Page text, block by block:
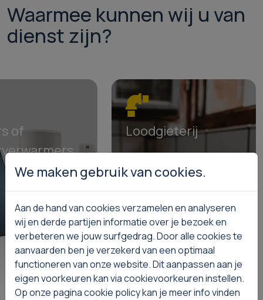
Waarmee kunnen wij u van
dienst zijn?
of
meer
Loodgieterij
Lees meer
We maken gebruik van cookies.
Aan de hand van cookies verzamelen en analyseren
wij en derde partijen informatie over je bezoek en
verbeteren we jouw surfgedrag. Door alle cookies te
aanvaarden ben je verzekerd van een optimaal
functioneren van onze website. Dit aanpassen aan je
eigen voorkeuren kan via cookievoorkeuren instellen.
Op onze pagina cookie policy kan je meer info vinden